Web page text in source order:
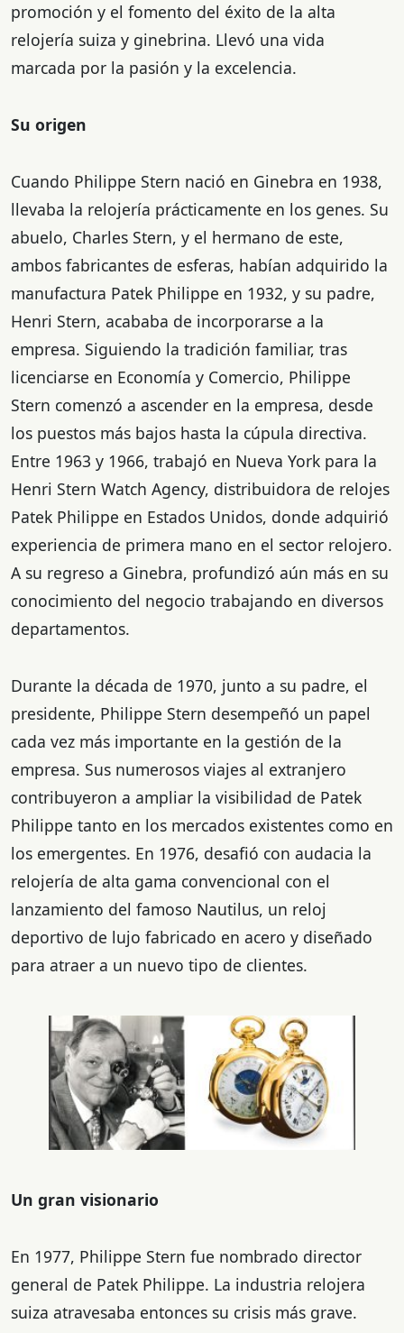
promoción y el fomento del éxito de la alta
relojería suiza y ginebrina. Llevó una vida
marcada por la pasión y la excelencia.
Su origen
Cuando Philippe Stern nació en Ginebra en 1938,
llevaba la relojería prácticamente en los genes. Su
abuelo, Charles Stern, y el hermano de este,
ambos fabricantes de esferas, habían adquirido la
manufactura Patek Philippe en 1932, y su padre,
Henri Stern, acababa de incorporarse a la
empresa. Siguiendo la tradición familiar, tras
licenciarse en Economía y Comercio, Philippe
Stern comenzó a ascender en la empresa, desde
los puestos más bajos hasta la cúpula directiva.
Entre 1963 y 1966, trabajó en Nueva York para la
Henri Stern Watch Agency, distribuidora de relojes
Patek Philippe en Estados Unidos, donde adquirió
experiencia de primera mano en el sector relojero.
A su regreso a Ginebra, profundizó aún más en su
conocimiento del negocio trabajando en diversos
departamentos.
Durante la década de 1970, junto a su padre, el
presidente, Philippe Stern desempeñó un papel
cada vez más importante en la gestión de la
empresa. Sus numerosos viajes al extranjero
contribuyeron a ampliar la visibilidad de Patek
Philippe tanto en los mercados existentes como en
los emergentes. En 1976, desafió con audacia la
relojería de alta gama convencional con el
lanzamiento del famoso Nautilus, un reloj
deportivo de lujo fabricado en acero y diseñado
para atraer a un nuevo tipo de clientes.
Un gran visionario
En 1977, Philippe Stern fue nombrado director
general de Patek Philippe. La industria relojera
suiza atravesaba entonces su crisis más grave.